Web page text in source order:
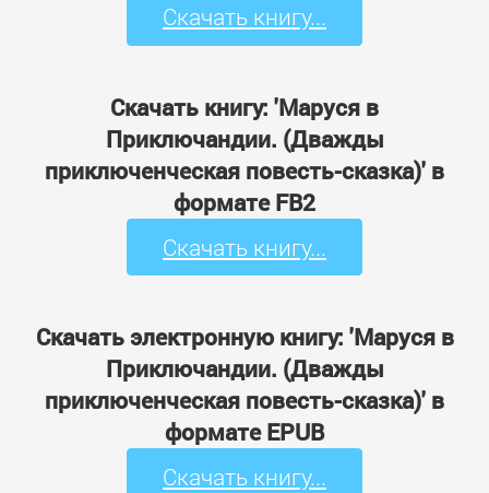
Скачать книгу...
Скачать книгу: 'Маруся в
Приключандии. (Дважды
приключенческая повесть-сказка)' в
формате FB2
Скачать книгу...
Скачать электронную книгу: 'Маруся в
Приключандии. (Дважды
приключенческая повесть-сказка)' в
формате EPUB
Скачать книгу...